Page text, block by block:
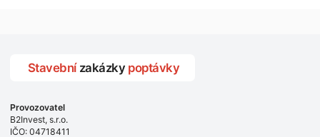
Stavební zakázky poptávky
Provozovatel
B2Invest, s.r.o.
IČO: 04718411